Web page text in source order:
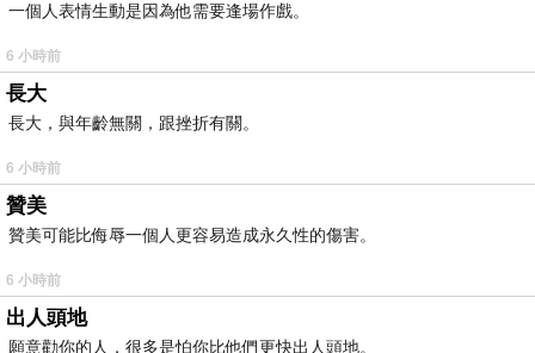
一個人表情生動是因為他需要逢場作戲。
6 小時前
長大
長大，與年齡無關，跟挫折有關。
6 小時前
贊美
贊美可能比侮辱一個人更容易造成永久性的傷害。
6 小時前
出人頭地
願意勸你的人，很多是怕你比他們更快出人頭地。